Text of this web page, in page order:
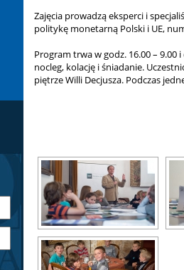
Zajęcia prowadzą eksperci i
politykę monetarną Polski i UE,
Program trwa w godz. 16.00 –
nocleg, kolację i śniadanie.
piętrze Willi Decjusza. Podczas